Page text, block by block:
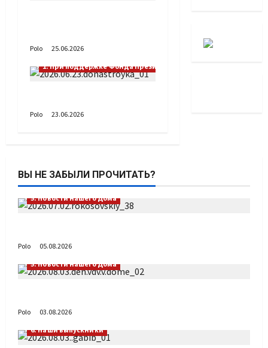
Polo
25.06.2026
1. При поддержке Фонда Президентских грантов
Polo 23.06.2026
ВЫ НЕ ЗАБЫЛИ ПРОЧИТАТЬ?
5. Новости нашего Дома
Polo
05.08.2026
5. Новости нашего Дома
Polo
03.08.2026
6. Наши выпускники